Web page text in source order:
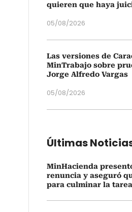
quieren que haya
05/08/2026
Las versiones de
MinTrabajo sobre
Jorge Alfredo Vargas
05/08/2026
Últimas
MinHacienda
renuncia y aseguró
para culminar la